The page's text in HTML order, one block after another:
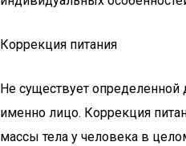
Коррекция питания
Не существует
именно лицо. Коррекция
массы тела у человека в